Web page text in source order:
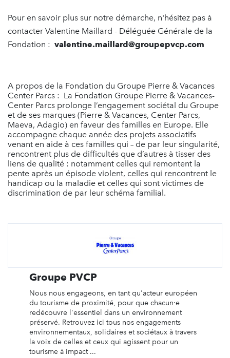
Pour en savoir plus sur notre démarche, n'hésitez pas à
contacter Valentine Maillard - Déléguée Générale de la
Fondation : valentine.maillard@groupepvcp.com
A propos de la Fondation du Groupe Pierre & Vacances
Center Parcs : La Fondation Groupe Pierre & Vacances-
Center Parcs prolonge l’engagement sociétal du Groupe
et de ses marques (Pierre & Vacances, Center Parcs,
Maeva, Adagio) en faveur des familles en Europe. Elle
accompagne chaque année des projets associatifs
venant en aide à ces familles qui – de par leur singularité,
rencontrent plus de difficultés que d’autres à tisser des
liens de qualité : notamment celles qui remontent la
pente après un épisode violent, celles qui rencontrent le
handicap ou la maladie et celles qui sont victimes de
discrimination de par leur schéma familial.
Groupe PVCP
Nous nous engageons, en tant qu'acteur européen
du tourisme de proximité, pour que chacun·e
redécouvre l'essentiel dans un environnement
préservé. Retrouvez ici tous nos engagements
environnementaux, solidaires et sociétaux à travers
la voix de celles et ceux qui agissent pour un
tourisme à impact ...